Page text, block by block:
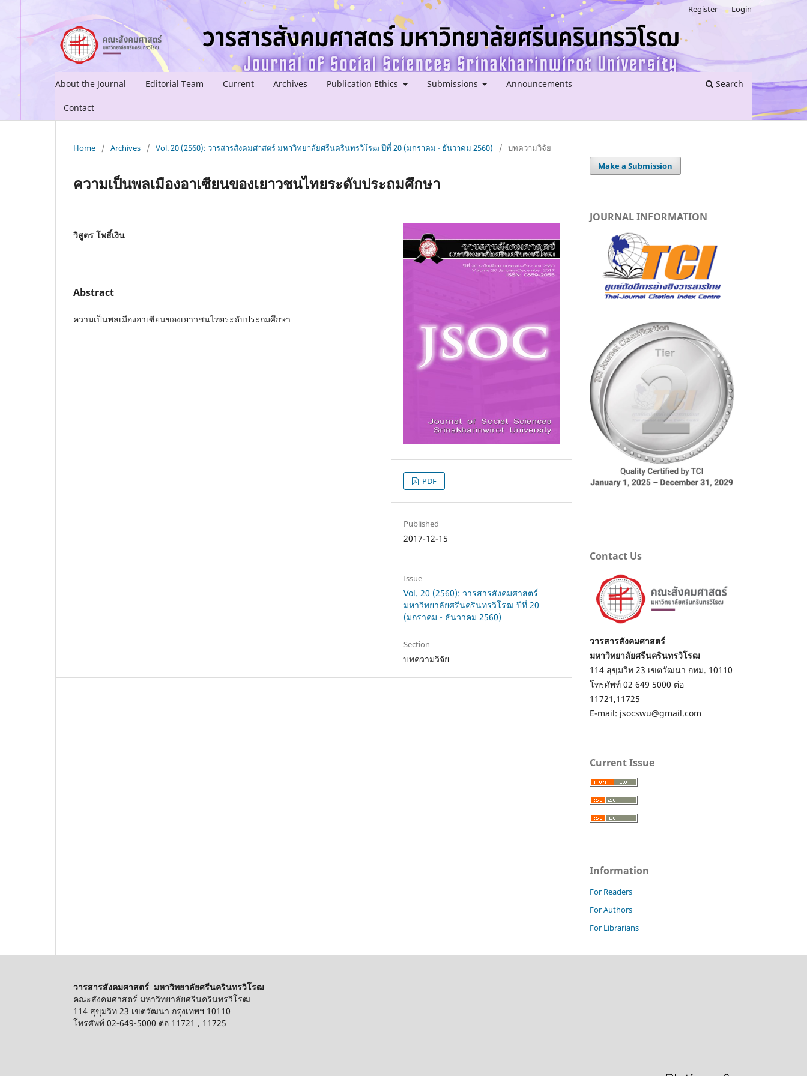
About the Journal Editorial Team Current Archives Publication Ethics Submissions Announcements
Contact
Search
Register Login
Home / Archives / Vol. 20 (2560): วารสารสังคมศาสตร์ มหาวิทยาลัยศรีนครินทรวิโรฒ ปีที่ 20 (มกราคม - ธันวาคม 2560) / บทความวิจัย
ความเป็นพลเมืองอาเซียนของเยาวชนไทยระดับประถมศึกษา
วิสูตร โพธิ์เงิน
Abstract
ความเป็นพลเมืองอาเซียนของเยาวชนไทยระดับประถมศึกษา
PDF
Published
2017-12-15
Issue
Vol. 20 (2560): วารสารสังคมศาสตร์
มหาวิทยาลัยศรีนครินทรวิโรฒ ปีที่ 20
(มกราคม - ธันวาคม 2560)
Section
บทความวิจัย
Make a Submission
JOURNAL INFORMATION
Contact Us
วารสารสังคมศาสตร์
มหาวิทยาลัยศรีนครินทรวิโรฒ
114 สุขุมวิท 23 เขตวัฒนา กทม. 10110
โทรศัพท์ 02 649 5000 ต่อ
11721,11725
E-mail: jsocswu@gmail.com
Current Issue
Information
For Readers
For Authors
For Librarians
วารสารสังคมศาสตร์ มหาวิทยาลัยศรีนครินทรวิโรฒ
คณะสังคมศาสตร์ มหาวิทยาลัยศรีนครินทรวิโรฒ
114 สุขุมวิท 23 เขตวัฒนา กรุงเทพฯ 10110
โทรศัพท์ 02-649-5000 ต่อ 11721 , 11725